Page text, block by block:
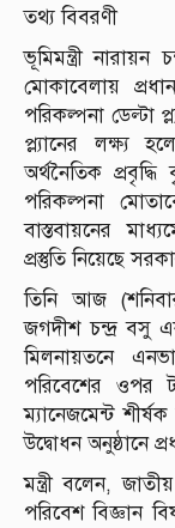
তথ্য বিবরণী
ভূমিমন্ত্রী
মোকাবেলায়
পরিকল্পনা ডেল্টা
প্ল্যানের লক্ষ্য
অর্থনৈতিক
পরিকল্পনা
বাস্তবায়নের
প্রস্তুতি নিয়েছে
তিনি আজ
জগদীশ চন্দ্র বসু
মিলনায়তনে
পরিবেশের ওপর
ম্যানেজমেন্ট
উদ্বোধন অনুষ্ঠানে
মন্ত্রী বলেন,
পরিবেশ বিজ্ঞান